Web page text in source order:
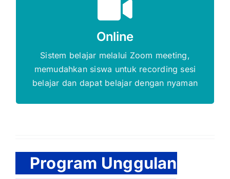
Online
Sistem belajar melalui Zoom meeting,
memudahkan siswa untuk recording sesi
belajar dan dapat belajar dengan nyaman
DAFTAR SEKARANG
Program Unggulan